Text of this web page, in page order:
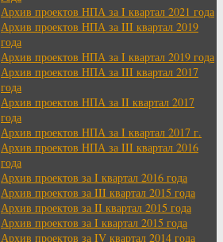
Архив проектов НПА за I квартал 2021 года
Архив проектов НПА за III квартал 2019
года
Архив проектов НПА за I квартал 2019 года
Архив проектов НПА за III квартал 2017
года
Архив проектов НПА за II квартал 2017
года
Архив проектов НПА за I квартал 2017 г.
Архив проектов НПА за III квартал 2016
года
Архив проектов за I квартал 2016 года
Архив проектов за III квартал 2015 года
Архив проектов за II квартал 2015 года
Архив проектов за I квартал 2015 года
Архив проектов за IV квартал 2014 года